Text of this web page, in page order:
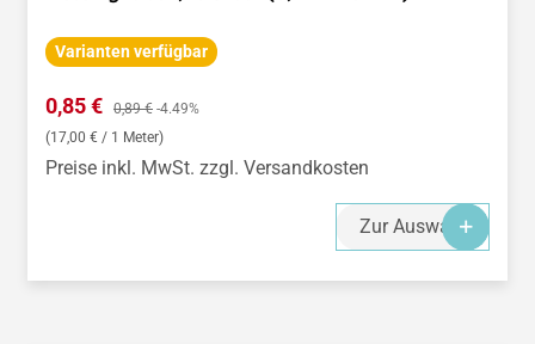
Varianten verfügbar
Verkaufspreis:
0,85 € Regulärer Preis:
0,89 € -4.49%
(17,00 € / 1 Meter)
Preise inkl. MwSt. zzgl. Versandkosten
Zur Auswahl